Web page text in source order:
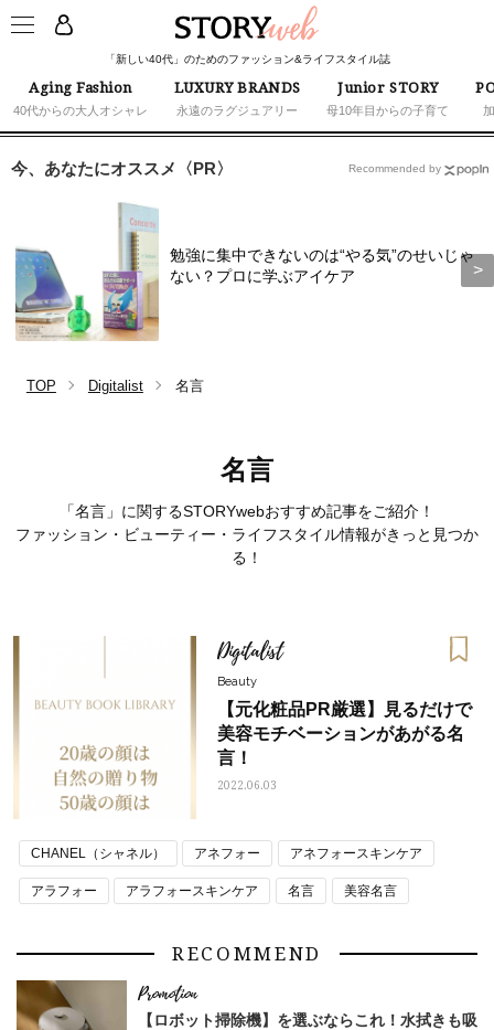
「新しい40代」のためのファッション&ライフスタイル誌
Aging Fashion
40代からの大人オシャレ
LUXURY BRANDS
永遠のラグジュアリー
Junior STORY
母10年目からの子育て
すす
ママとパパに贈る「ジェンダーレ
ス学」
人気の40代髪型・ヘア
タログ
今、あなたにオススメ〈PR〉
勉強に集中できないのは“やる気”のせいじゃ
ない？プロに学ぶアイケア
Recommended by
TOP Digitalist 名言
名言
「名言」に関するSTORYwebおすすめ記事をご紹介！
ファッション・ビューティー・ライフスタイル情報がきっと見つか
る！
Digitalist
Beauty
【元化粧品PR厳選】見るだけで
美容モチベーションがあがる名
言！
2022.06.03
CHANEL（シャネル） アネフォー アネフォースキンケア
アラフォー アラフォースキンケア 名言 美容名言
RECOMMEND
【ロボット掃除機】を選ぶならこれ！水拭きも吸